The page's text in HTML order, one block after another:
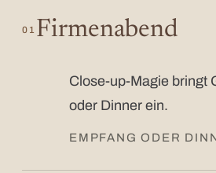
01 Firmenabend
Close-up-Magie bringt
oder Dinner ein.
EMPFANG ODER